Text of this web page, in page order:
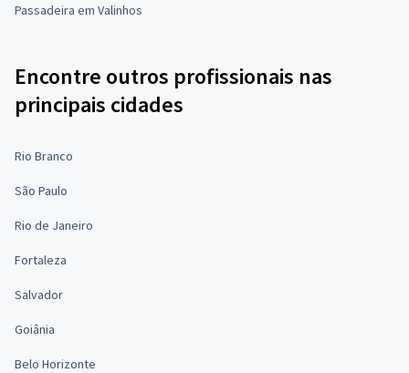
Passadeira em Valinhos
Encontre outros profissionais nas
principais cidades
Rio Branco
São Paulo
Rio de Janeiro
Fortaleza
Salvador
Goiânia
Belo Horizonte